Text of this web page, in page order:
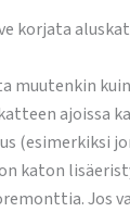
korjata
muutenkin
ajoissa
(esimerkiksi
katon
Jos